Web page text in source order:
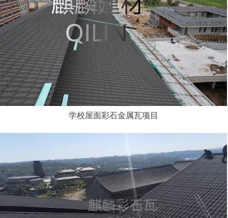
学校屋面彩石金属瓦项目